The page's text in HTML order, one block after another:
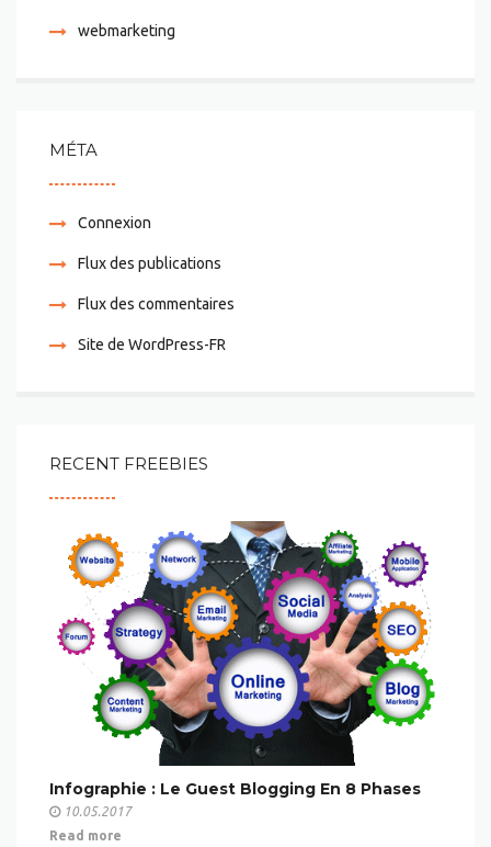
webmarketing
MÉTA
Connexion
Flux des publications
Flux des commentaires
Site de WordPress-FR
RECENT FREEBIES
Infographie : Le Guest Blogging En 8 Phases
10.05.2017
Read more